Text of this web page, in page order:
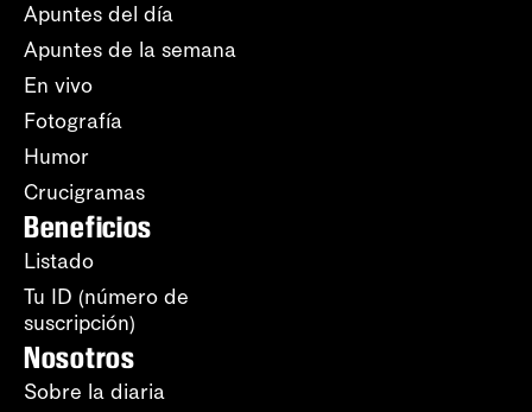
Apuntes del día
Apuntes de la semana
En vivo
Fotografía
Humor
Crucigramas
Beneficios
Listado
Tu ID (número de
suscripción)
Nosotros
Sobre la diaria